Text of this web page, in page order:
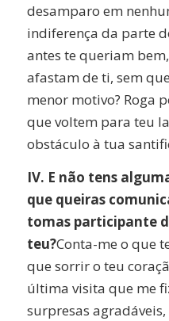
desamparo em
indiferença da parte
antes te queriam
afastam de ti, sem
menor motivo? Roga
que voltem para teu
obstáculo à tua
IV. E não tens
que queiras
tomas participante
teu?Conta-me o que
que sorrir o teu
última visita que me
surpresas